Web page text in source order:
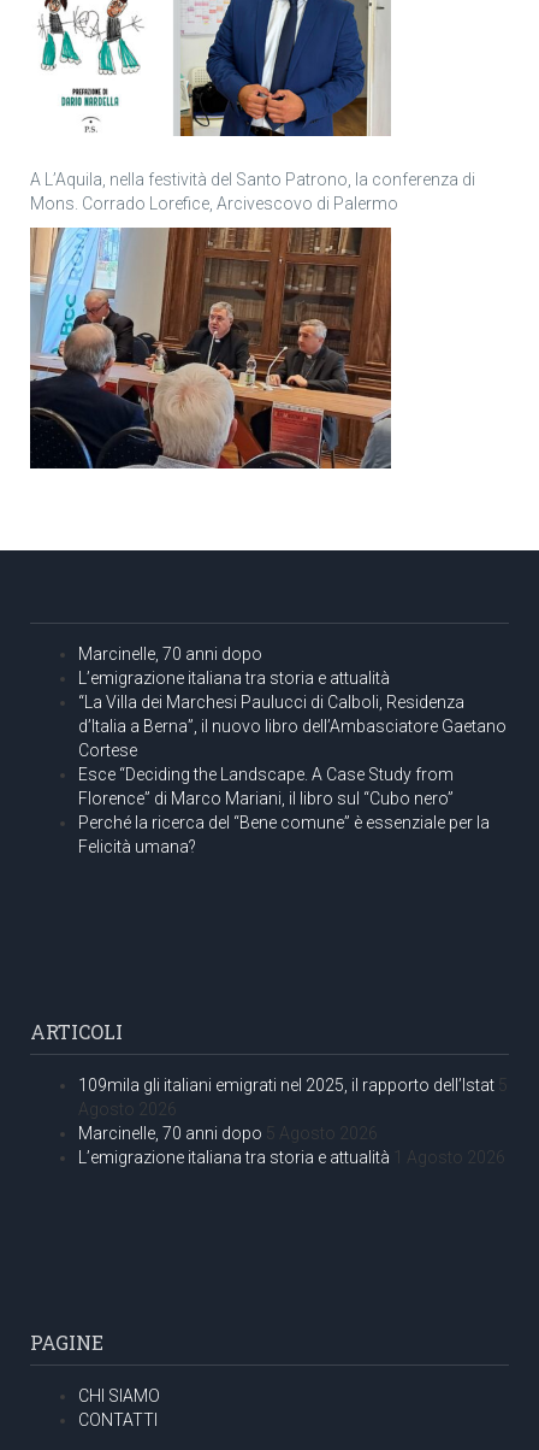
A L’Aquila, nella festività del Santo Patrono, la conferenza di
Mons. Corrado Lorefice, Arcivescovo di Palermo
Marcinelle, 70 anni dopo
L’emigrazione italiana tra storia e attualità
“La Villa dei Marchesi Paulucci di Calboli, Residenza
d’Italia a Berna”, il nuovo libro dell’Ambasciatore Gaetano
Cortese
Esce “Deciding the Landscape. A Case Study from
Florence” di Marco Mariani, il libro sul “Cubo nero”
Perché la ricerca del “Bene comune” è essenziale per la
Felicità umana?
ARTICOLI
109mila gli italiani emigrati nel 2025, il rapporto dell’Istat 5
Agosto 2026
Marcinelle, 70 anni dopo 5 Agosto 2026
L’emigrazione italiana tra storia e attualità 1 Agosto 2026
PAGINE
CHI SIAMO
CONTATTI